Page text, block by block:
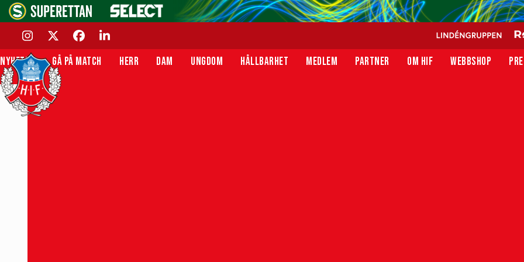
Skip
to
contentINSTAGRAM
TWITTERFACEBOOK
LINKEDIN
NYHETER GÅ PÅ MATCH HERR DAM UNGDOM HÅLLBARHET MEDLEM PARTNER OM HIF WEBBSHOP